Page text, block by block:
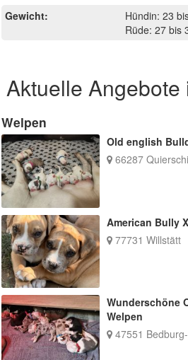
Gewicht:
Hündin: 23
Rüde: 27 bis
Aktuelle
Welpen
Old english
66287
American Bully
77731 Willstätt
Wunderschöne
Welpen
47551